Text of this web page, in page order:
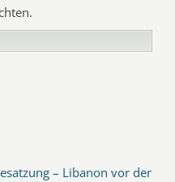
– Libanon vor der